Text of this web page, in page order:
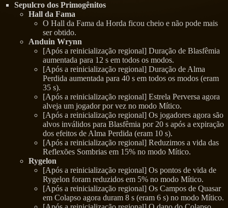
Sepulcro dos Primogênitos
Hall da Fama
O Hall da Fama da Horda ficou cheio e não pode mais
ser obtido.
Anduin Wrynn
[Após a reinicialização regional] Duração de Blasfêmia
aumentada para 12 s em todos os modos.
[Após a reinicialização regional] Duração de Alma
Perdida aumentada para 40 s em todos os modos (eram
35 s).
[Após a reinicialização regional] Estrela Perversa agora
alveja um jogador por vez no modo Mítico.
[Após a reinicialização regional] Os jogadores agora são
alvos inválidos para Blasfêmia por 20 s após a expiração
dos efeitos de Alma Perdida (eram 10 s).
[Após a reinicialização regional] Reduzimos a vida das
Reflexões Sombrias em 15% no modo Mítico.
Rygelon
[Após a reinicialização regional] Os pontos de vida de
Rygelon foram reduzidos em 5% no modo Mítico.
[Após a reinicialização regional] Os Campos de Quasar
em Colapso agora duram 8 s (eram 6 s) no modo Mítico.